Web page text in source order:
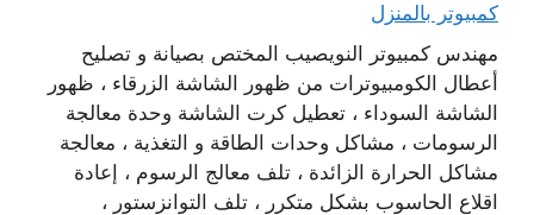
كمبيوتر بالمنزل
مهندس كمبيوتر النويصيب المختص بصيانة و تصليح
أعطال الكومبيوترات من ظهور الشاشة الزرقاء ، ظهور
الشاشة السوداء ، تعطيل كرت الشاشة وحدة معالجة
الرسومات ، مشاكل وحدات الطاقة و التغذية ، معالجة
مشاكل الحرارة الزائدة ، تلف معالج الرسوم ، إعادة
اقلاع الحاسوب بشكل متكرر ، تلف التوانزستور ،